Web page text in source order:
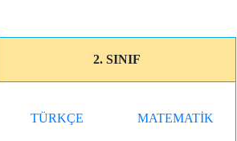
2. SINIF
TÜRKÇE MATEMATİK